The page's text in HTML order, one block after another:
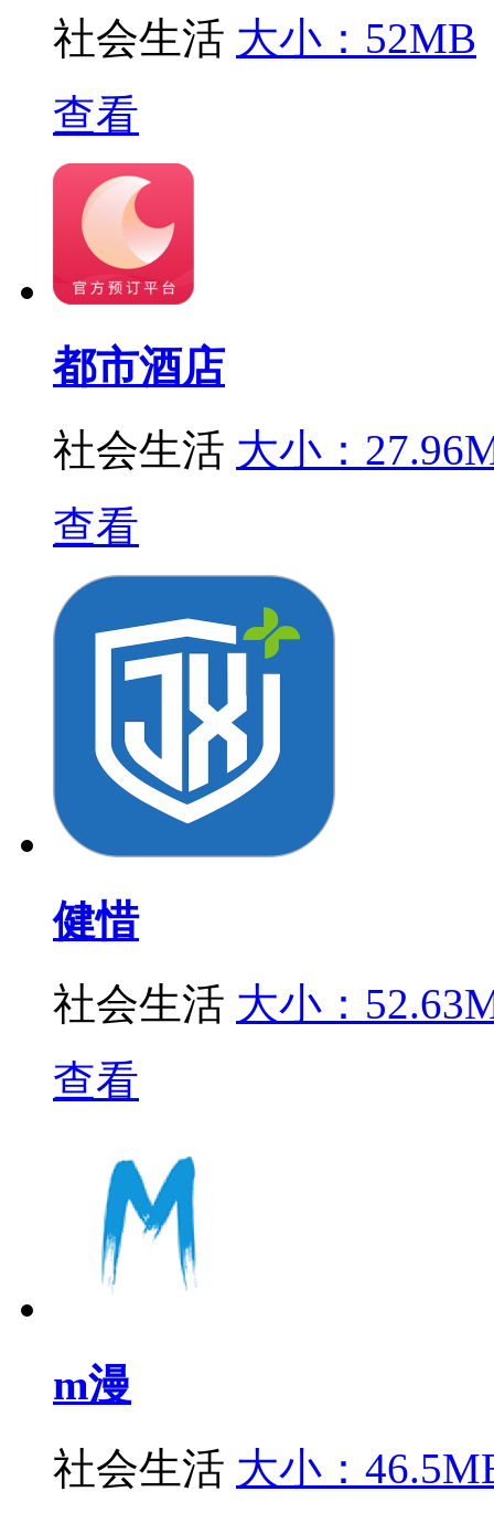
社会生活 大小：52MB
查看
都市酒店
社会生活 大小：
查看
健惜
社会生活 大小：
查看
m漫
社会生活 大小：